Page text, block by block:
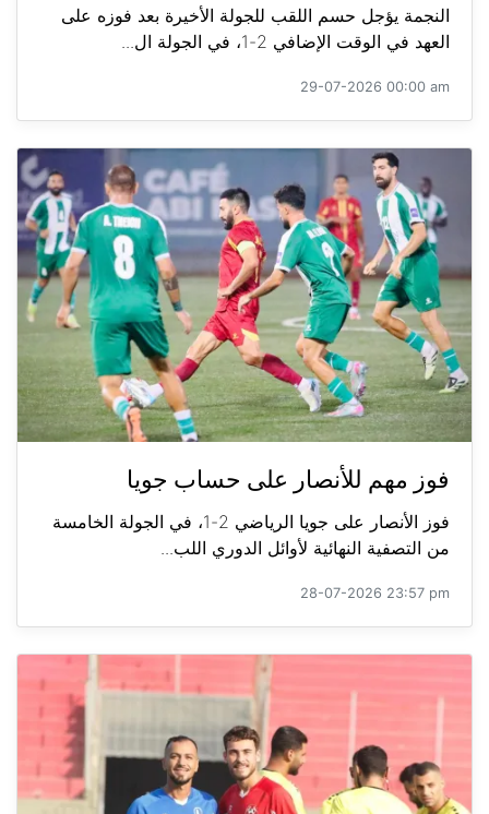
النجمة يؤجل حسم اللقب للجولة الأخيرة بعد فوزه على
العهد في الوقت الإضافي 2-1، في الجولة ال...
29-07-2026 00:00 am
فوز مهم للأنصار على حساب جويا
فوز الأنصار على جويا الرياضي 2-1، في الجولة الخامسة
من التصفية النهائية لأوائل الدوري اللب...
28-07-2026 23:57 pm